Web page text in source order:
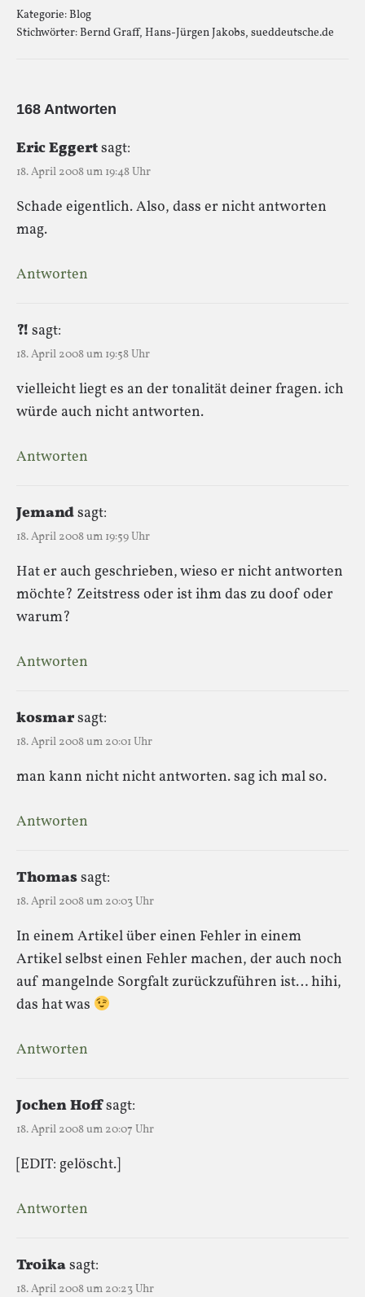
Kategorie:Blog
Stichwörter:Bernd Graff, Hans-Jürgen Jakobs, sueddeutsche.de
168 Antworten
Eric Eggertsagt:
18. April 2008 um 19:48 Uhr
Schade eigentlich. Also, dass er nicht antworten
mag.
Antworten
?! sagt:
18. April 2008 um 19:58 Uhr
vielleicht liegt es an der tonalität deiner fragen. ich
würde auch nicht antworten.
Antworten
Jemandsagt:
18. April 2008 um 19:59 Uhr
Hat er auch geschrieben, wieso er nicht antworten
möchte? Zeitstress oder ist ihm das zu doof oder
warum?
Antworten
kosmarsagt:
18. April 2008 um 20:01 Uhr
man kann nicht nicht antworten. sag ich mal so.
Antworten
Thomassagt:
18. April 2008 um 20:03 Uhr
In einem Artikel über einen Fehler in einem
Artikel selbst einen Fehler machen, der auch noch
auf mangelnde Sorgfalt zurückzuführen ist… hihi,
das hat was
Antworten
Jochen Hoffsagt:
18. April 2008 um 20:07 Uhr
[EDIT: gelöscht.]
Antworten
Troikasagt:
18. April 2008 um 20:23 Uhr